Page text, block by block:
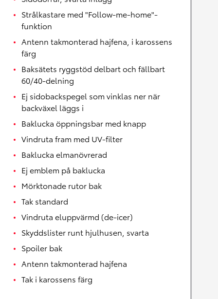
Strålkastare med "Follow-me-home"-
funktion
Antenn takmonterad hajfena, i karossens
färg
Baksätets ryggstöd delbart och fällbart
60/40-delning
Ej sidobackspegel som vinklas ner när
backväxel läggs i
Baklucka öppningsbar med knapp
Vindruta fram med UV-filter
Baklucka elmanövrerad
Ej emblem på baklucka
Mörktonade rutor bak
Tak standard
Vindruta eluppvärmd (de-icer)
Skyddslister runt hjulhusen, svarta
Spoiler bak
Antenn takmonterad hajfena
Tak i karossens färg